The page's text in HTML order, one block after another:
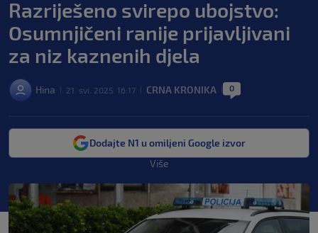
Razriješeno svirepo ubojstvo:
Osumnjičeni ranije prijavljivani
za niz kaznenih djela
Hina 21. svi. 2025. 16:17 CRNA KRONIKA 0
Dodajte N1 u omiljeni Google izvor
Više